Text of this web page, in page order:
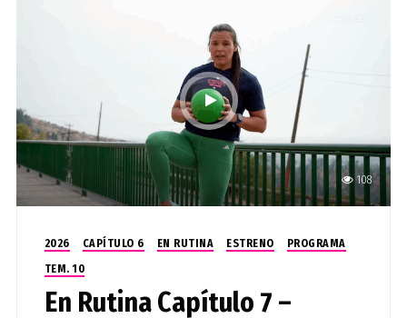
108
2026 CAPÍTULO 6 EN RUTINA ESTRENO
PROGRAMA
TEM. 10
En Rutina Capítulo 7 –